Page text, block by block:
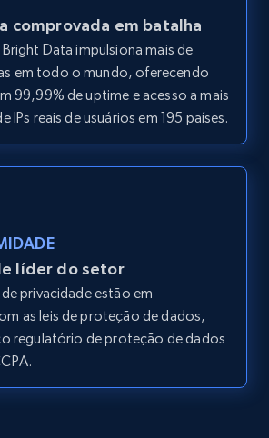
Listing inventory id, Title, Rating,
Reviews count item, Initial
Comece grátis
data from shop's URL
Reviews count item, Initial
323+ Comece grátis
comprovada em batalha
Data impulsiona mais de
em todo o mundo, oferecendo
99,99% de uptime e acesso a mais
IPs reais de usuários em 195 países.
líder do setor
privacidade estão em
as leis de proteção de dados,
regulatório de proteção de dados